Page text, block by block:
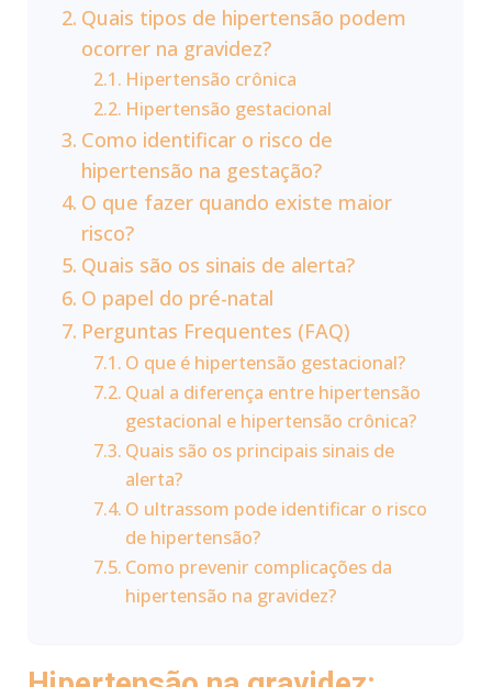
Quais tipos de hipertensão podem
ocorrer na gravidez?
Hipertensão crônica
Hipertensão gestacional
Como identificar o risco de
hipertensão na gestação?
O que fazer quando existe maior
risco?
Quais são os sinais de alerta?
O papel do pré-natal
Perguntas Frequentes (FAQ)
O que é hipertensão gestacional?
Qual a diferença entre hipertensão
gestacional e hipertensão crônica?
Quais são os principais sinais de
alerta?
O ultrassom pode identificar o risco
de hipertensão?
Como prevenir complicações da
hipertensão na gravidez?